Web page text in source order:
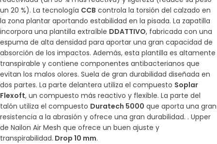
un 20 %). La tecnología CCB controla la torsión del calzado en
la zona plantar aportando estabilidad en la pisada. La zapatilla
incorpora una plantilla extraíble DDATTIVO, fabricada con una
espuma de alta densidad para aportar una gran capacidad de
absorción de los impactos. Además, esta plantilla es altamente
transpirable y contiene componentes antibacterianos que
evitan los malos olores. Suela de gran durabilidad diseñada en
dos partes. La parte delantera utiliza el compuesto Soplar
Flexoft, un compuesto más reactivo y flexible. La parte del
talón utiliza el compuesto Duratech 5000 que aporta una gran
resistencia a la abrasión y ofrece una gran durabilidad. . Upper
de Nailon Air Mesh que ofrece un buen ajuste y
transpirabilidad. Drop 10 mm.